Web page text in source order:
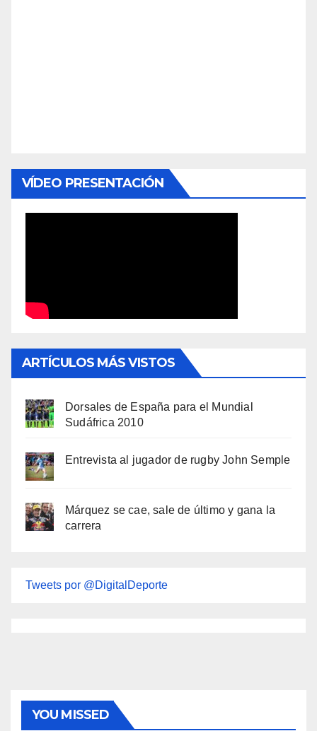
VÍDEO PRESENTACIÓN
ARTÍCULOS MÁS VISTOS
Dorsales de España para el Mundial
Sudáfrica 2010
Entrevista al jugador de rugby John Semple
Márquez se cae, sale de último y gana la
carrera
Tweets por @DigitalDeporte
YOU MISSED